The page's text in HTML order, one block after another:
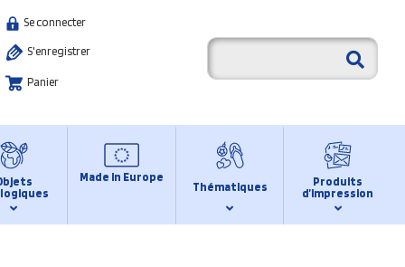
Se connecter
S'enregistrer
Panier
Made in Europe
Thématiques
Produits
d’impression